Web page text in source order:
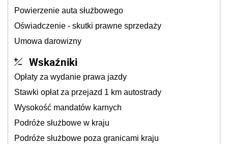
Powierzenie auta służbowego
Oświadczenie - skutki prawne sprzedaży
Umowa darowizny
Wskaźniki
Opłaty za wydanie prawa jazdy
Stawki opłat za przejazd 1 km autostrady
Wysokość mandatów karnych
Podróże służbowe w kraju
Podróże służbowe poza granicami kraju